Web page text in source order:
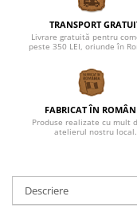
TRANSPORT
Livrare gratuită pentru
peste 350 LEI, oriunde în
FABRICAT ÎN
Produse realizate cu mult
atelierul nostru local.
Descriere